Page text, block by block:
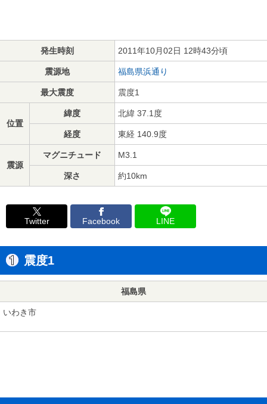
発生時刻 2011年10月02日 12時43分頃
震源地 福島県浜通り
最大震度 震度1
位置
緯度 北緯 37.1度
経度 東経 140.9度
震源
マグニチュード M3.1
深さ 約10km
Twitter Facebook LINE
震度1
福島県
いわき市